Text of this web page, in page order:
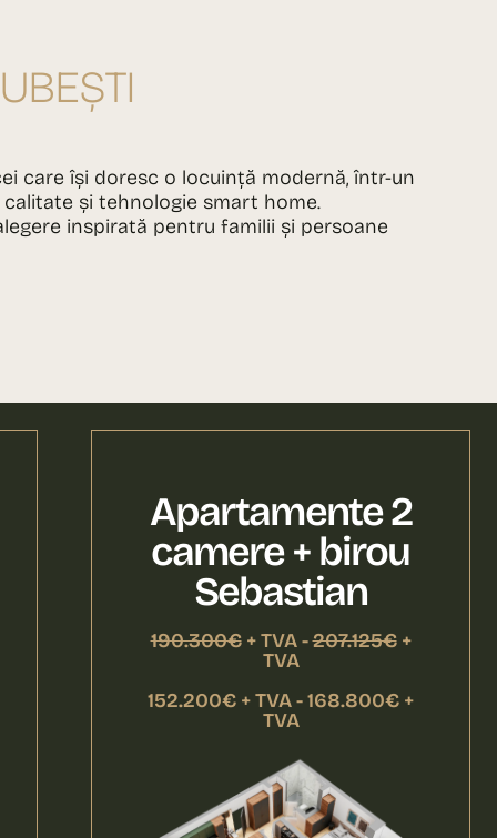
care își doresc o locuință modernă, într-un
și tehnologie smart home.
inspirată pentru familii și persoane
Apartamente 2
camere + birou
Sebastian
190.300€+ TVA -207.125€+
TVA
152.200€ + TVA - 168.800€ +
TVA